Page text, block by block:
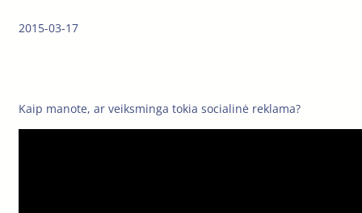
2015-03-17
Kaip manote, ar veiksminga tokia socialinė reklama?